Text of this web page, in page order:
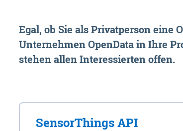
Egal, ob Sie als Privatperson eine
Unternehmen OpenData in Ihre
stehen allen Interessierten offen.
SensorThings API